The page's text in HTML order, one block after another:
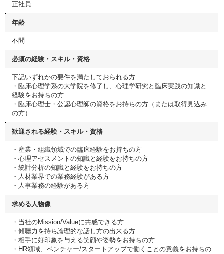
正社員
年齢
不問
必須の経験・スキル・資格
下記いずれかの要件を満たしておられる方
・臨床心理学系の大学院を修了し、心理学研究と臨床実践の知識と
経験をお持ちの方
・臨床心理士・公認心理師の資格をお持ちの方（または取得見込み
の方）
歓迎される経験・スキル・資格
・産業・組織領域での臨床経験をお持ちの方
・心理アセスメントの知識と経験をお持ちの方
・統計分析の知識と経験をお持ちの方
・人材業界での業務経験がある方
・人事業務の経験がある方
求める人物像
・当社のMission/Valueに共感できる方
・傾聴力を持ち論理的な話し方の出来る方
・相手に好印象を与える笑顔や姿勢をお持ちの方
・HR領域、ベンチャー/スタートアップで働くことの意義をお持ちの